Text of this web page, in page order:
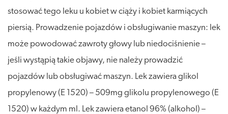
stosować tego leku u kobiet w ciąży i kobiet karmiących
piersią. Prowadzenie pojazdów i obsługiwanie maszyn: lek
może powodować zawroty głowy lub niedociśnienie –
jeśli wystąpią takie objawy, nie należy prowadzić
pojazdów lub obsługiwać maszyn. Lek zawiera glikol
propylenowy (E 1520) – 509mg glikolu propylenowego (E
1520) w każdym ml. Lek zawiera etanol 96% (alkohol) –